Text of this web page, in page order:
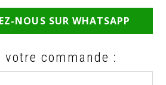
NOUS SUR WHATSAPP
commande :